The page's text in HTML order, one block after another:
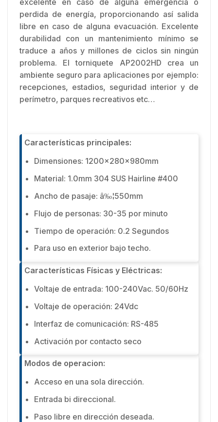
excelente en caso de alguna emergencia o
perdida de energía, proporcionando así salida
libre en caso de alguna evacuación. Excelente
durabilidad con un mantenimiento mínimo se
traduce a años y millones de ciclos sin ningún
problema. El torniquete AP2002HD crea un
ambiente seguro para aplicaciones por ejemplo:
recepciones, estadios, seguridad interior y de
perímetro, parques recreativos etc…
Características principales:
Dimensiones: 1200x280x980mm
Material: 1.0mm 304 SUS Hairline #400
Ancho de pasaje: â‰¦550mm
Flujo de personas: 30-35 por minuto
Tiempo de operación: 0.2 Segundos
Para uso en exterior bajo techo.
Características Físicas y Eléctricas:
Voltaje de entrada: 100-240Vac. 50/60Hz
Voltaje de operación: 24Vdc
Interfaz de comunicación: RS-485
Activación por contacto seco
Modos de operacion:
Acceso en una sola dirección.
Entrada bi direccional.
Paso libre en dirección deseada.